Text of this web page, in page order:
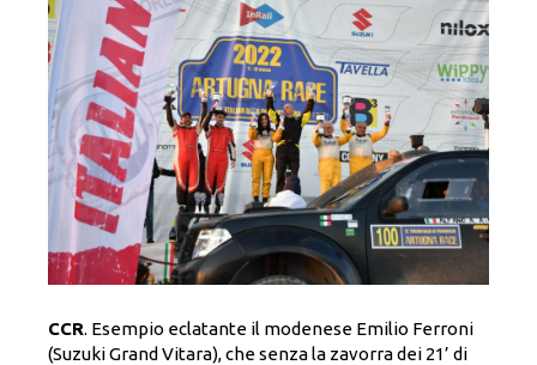
CCR. Esempio eclatante il modenese Emilio Ferroni
(Suzuki Grand Vitara), che senza la zavorra dei 21’ di